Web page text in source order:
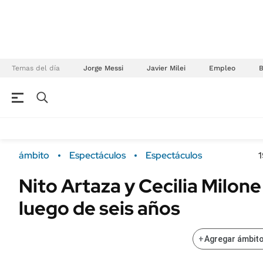
Temas del día Jorge Messi Javier Milei Empleo
Campo
FINANZAS
Sustentabilidad
POLÍTICA
ámbito Espectáculos Espectáculos
Nito Artaza y Cecilia
luego de seis años
+Agregar